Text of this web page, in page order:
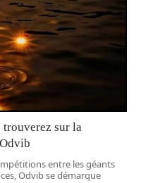
trouverez sur la
entre les géants
Odvib se démarque